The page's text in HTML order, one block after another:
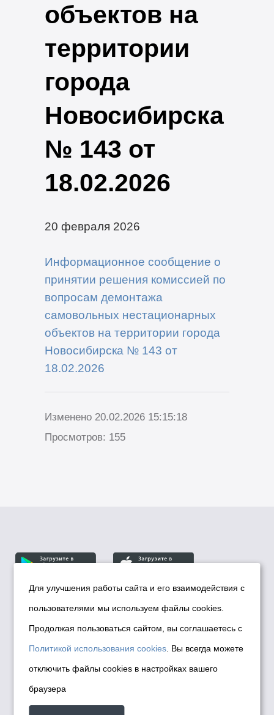
объектов на
территории
города
Новосибирска
№ 143 от
18.02.2026
20 февраля 2026
Информационное сообщение о
принятии решения комиссией по
вопросам демонтажа
самовольных нестационарных
объектов на территории города
Новосибирска № 143 от
18.02.2026
Изменено 20.02.2026 15:15:18
Просмотров: 155
© Департамент информационной политики мэрии
города Новосибирска, 2026
Политика использования Cookies
Политика по обработке персональных
данных в информационных системах
мэрии города Новосибирска
Для улучшения работы сайта и его взаимодействия с
пользователями мы используем файлы cookies.
Продолжая пользоваться сайтом, вы соглашаетесь с
Политикой использования cookies . Вы всегда можете
отключить файлы cookies в настройках вашего
браузера